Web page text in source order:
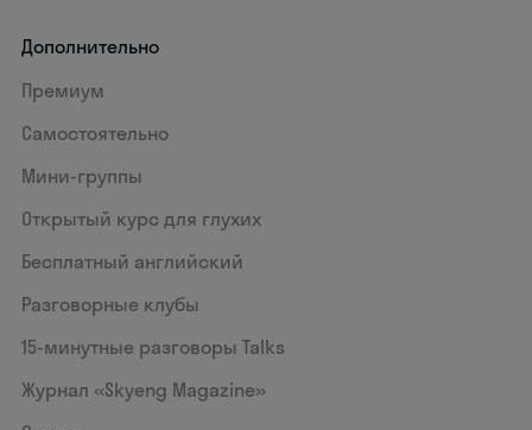
Дополнительно
Премиум
Самостоятельно
Мини-группы
Открытый курс для глухих
Бесплатный английский
Разговорные клубы
15‑минутные разговоры Talks
Журнал «Skyeng Magazine»